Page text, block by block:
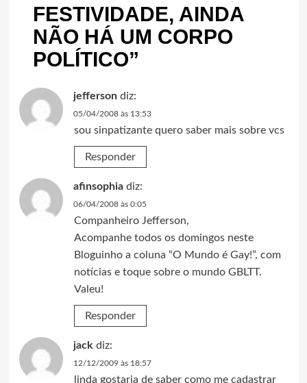
FESTIVIDADE, AINDA
NÃO HÁ UM CORPO
POLÍTICO”
jefferson diz:
05/04/2008 às 13:53
sou sinpatizante quero saber mais sobre vcs
Responder
afinsophia diz:
06/04/2008 às 0:05
Companheiro Jefferson,
Acompanhe todos os domingos neste
Bloguinho a coluna “O Mundo é Gay!”, com
notícias e toque sobre o mundo GBLTT.
Valeu!
Responder
jack diz:
12/12/2009 às 18:57
linda gostaria de saber como me cadastrar